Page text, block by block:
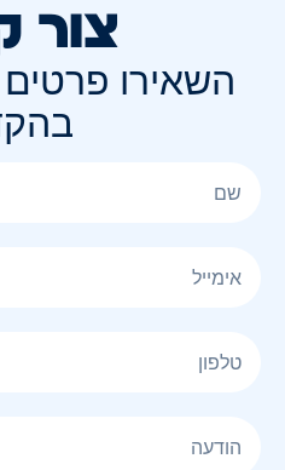
צור
השאירו פרטים